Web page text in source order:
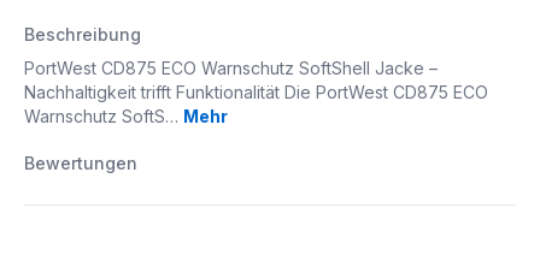
Beschreibung
PortWest CD875 ECO Warnschutz SoftShell Jacke –
Nachhaltigkeit trifft Funktionalität Die PortWest CD875 ECO
Warnschutz SoftS… Mehr
Bewertungen